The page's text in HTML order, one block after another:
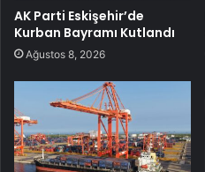
AK Parti Eskişehir’de
Kurban Bayramı Kutlandı
Ağustos 8, 2026